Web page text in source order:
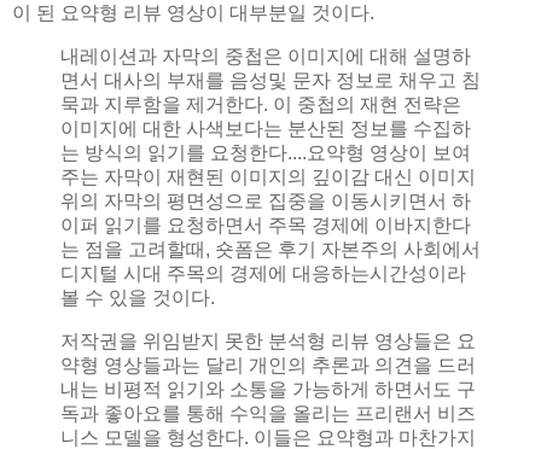
이 된 요약형 리뷰 영상이 대부분일 것이다.
내레이션과 자막의 중첩은 이미지에 대해 설명하
면서 대사의 부재를 음성및 문자 정보로 채우고 침
묵과 지루함을 제거한다. 이 중첩의 재현 전략은
이미지에 대한 사색보다는 분산된 정보를 수집하
는 방식의 읽기를 요청한다....요약형 영상이 보여
주는 자막이 재현된 이미지의 깊이감 대신 이미지
위의 자막의 평면성으로 집중을 이동시키면서 하
이퍼 읽기를 요청하면서 주목 경제에 이바지한다
는 점을 고려할때, 숏폼은 후기 자본주의 사회에서
디지털 시대 주목의 경제에 대응하는시간성이라
볼 수 있을 것이다.
저작권을 위임받지 못한 분석형 리뷰 영상들은 요
약형 영상들과는 달리 개인의 추론과 의견을 드러
내는 비평적 읽기와 소통을 가능하게 하면서도 구
독과 좋아요를 통해 수익을 올리는 프리랜서 비즈
니스 모델을 형성한다. 이들은 요약형과 마찬가지